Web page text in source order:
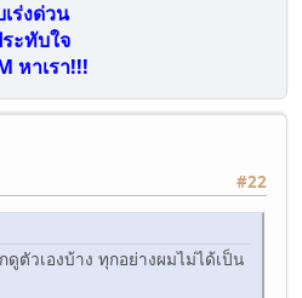
ร่งด่วน
ะทับใจ
หาเรา!!!
#22
ดูตัวเองบ้าง ทุกอย่างผมไม่ได้เป็น